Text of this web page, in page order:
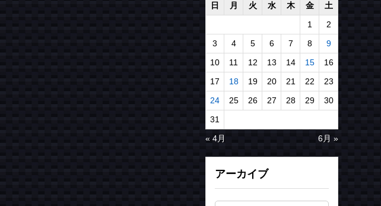
日
月 火 水 木 金
土
1
2
3
4 5 6 7 8
9
10
11 12 13 14 15
16
17
18 19 20 21 22
23
24
25 26 27 28 29
30
31
« 4月
6月 »
アーカイブ